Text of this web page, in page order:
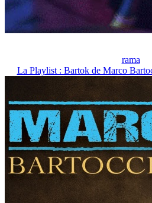
rama
La Playlist : Bartok de Marco